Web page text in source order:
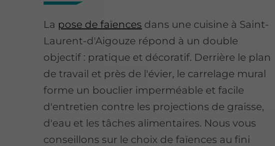
La pose de faïences dans une cuisine à Saint-
Laurent-d'Aigouze répond à un double
objectif : pratique et décoratif. Derrière le plan
de travail et près de l'évier, le carrelage mural
forme un bouclier imperméable et facile
d'entretien contre les projections de graisse,
d'eau et les tâches alimentaires. Nous vous
conseillons sur le choix de faïences au fini